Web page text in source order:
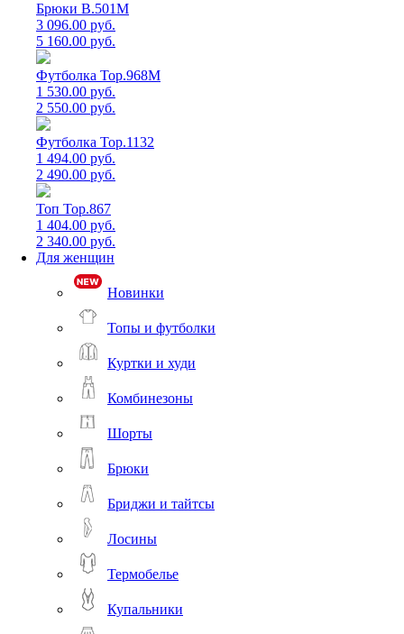
Брюки B.501M
3 096.00 руб.
5 160.00 руб.
Футболка Top.968M
1 530.00 руб.
2 550.00 руб.
Футболка Top.1132
1 494.00 руб.
2 490.00 руб.
Топ Top.867
1 404.00 руб.
2 340.00 руб.
Для женщин
Новинки
Топы и футболки
Куртки и худи
Комбинезоны
Шорты
Брюки
Бриджи и тайтсы
Лосины
Термобелье
Купальники